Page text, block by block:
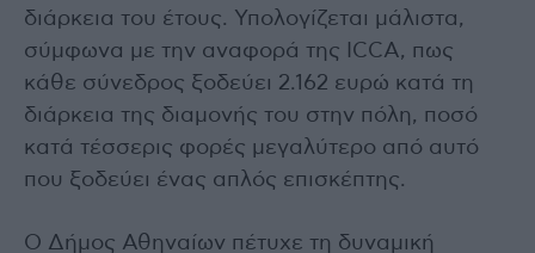
διάρκεια του έτους. Υπολογίζεται μάλιστα,
σύμφωνα με την αναφορά της ICCA, πως
κάθε σύνεδρος ξοδεύει 2.162 ευρώ κατά τη
διάρκεια της διαμονής του στην πόλη, ποσό
κατά τέσσερις φορές μεγαλύτερο από αυτό
που ξοδεύει ένας απλός επισκέπτης.
Ο Δήμος Αθηναίων πέτυχε τη δυναμική